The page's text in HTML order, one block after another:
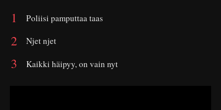
Poliisi pamputtaa taas
Njet njet
Kaikki häipyy, on vain nyt